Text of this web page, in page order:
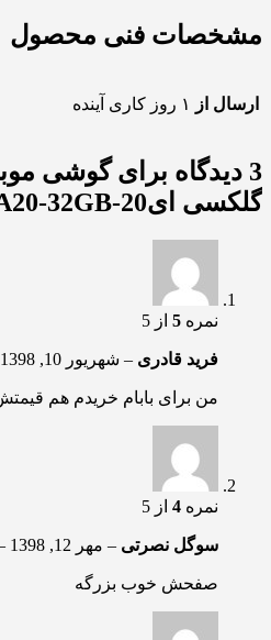
مشخصات فنی محصول
ارسال از ۱ روز کاری آینده
3 دیدگاه برای
گوشی
گلکسی ای20-Samsung Galaxy A20-32GB
نمره 5 از 5
فرید قادری – شهریور 10, 1398
من برای بابام خریدم هم
نمره 4 از 5
سوگل نصرتی – مهر 12, 1398
صفحش خوب بزرگه